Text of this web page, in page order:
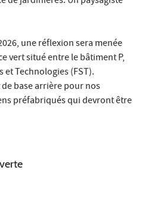
une réflexion sera menée
vert situé entre le bâtiment P,
et Technologies (FST).
base arrière pour nos
préfabriqués qui devront être